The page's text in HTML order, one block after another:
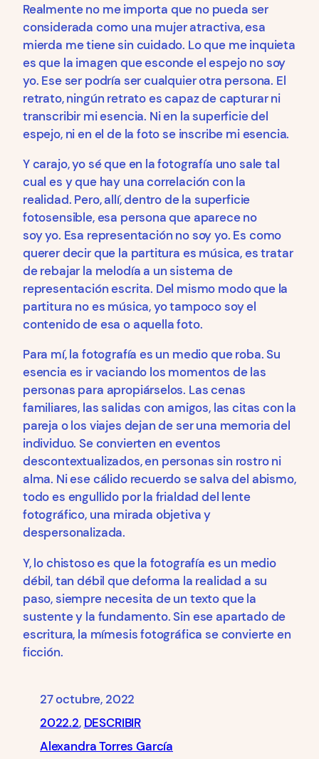
Realmente no me importa que no pueda ser
considerada como una mujer atractiva, esa
mierda me tiene sin cuidado. Lo que me inquieta
es que la imagen que esconde el espejo no soy
yo. Ese ser podría ser cualquier otra persona. El
retrato, ningún retrato es capaz de capturar ni
transcribir mi esencia. Ni en la superficie del
espejo, ni en el de la foto se inscribe mi esencia.
Y carajo, yo sé que en la fotografía uno sale tal
cual es y que hay una correlación con la
realidad. Pero, allí, dentro de la superficie
fotosensible, esa persona que aparece no
soy yo. Esa representación no soy yo. Es como
querer decir que la partitura es música, es tratar
de rebajar la melodía a un sistema de
representación escrita. Del mismo modo que la
partitura no es música, yo tampoco soy el
contenido de esa o aquella foto.
Para mí, la fotografía es un medio que roba. Su
esencia es ir vaciando los momentos de las
personas para apropiárselos. Las cenas
familiares, las salidas con amigos, las citas con la
pareja o los viajes dejan de ser una memoria del
individuo. Se convierten en eventos
descontextualizados, en personas sin rostro ni
alma. Ni ese cálido recuerdo se salva del abismo,
todo es engullido por la frialdad del lente
fotográfico, una mirada objetiva y
despersonalizada.
Y, lo chistoso es que la fotografía es un medio
débil, tan débil que deforma la realidad a su
paso, siempre necesita de un texto que la
sustente y la fundamento. Sin ese apartado de
escritura, la mímesis fotográfica se convierte en
ficción.
27 octubre, 2022
2022.2, DESCRIBIR
Alexandra Torres García